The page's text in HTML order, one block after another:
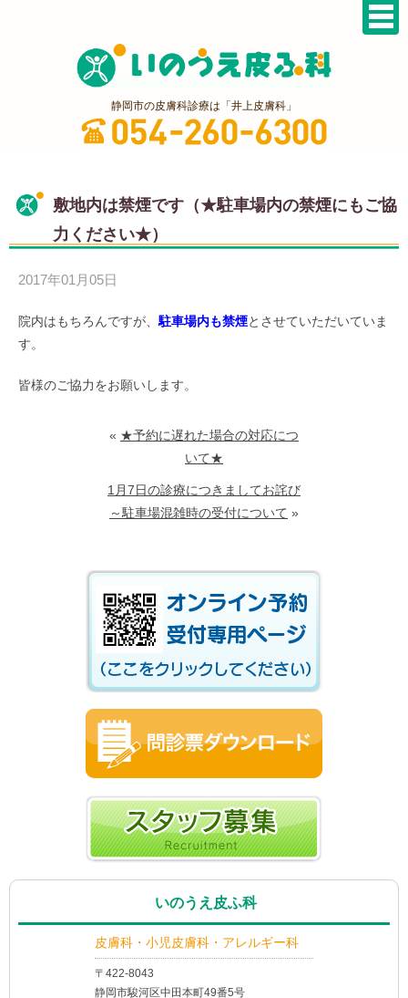
静岡市の皮膚科診療は「井上皮膚科」
敷地内は禁煙です（★駐車場内の禁煙にもご協
力ください★）
2017年01月05日
院内はもちろんですが、 駐車場内も禁煙とさせていただいていま
す。
皆様のご協力をお願いします。
« ★予約に遅れた場合の対応につ
いて★
1月7日の診療につきましてお詫び
～駐車場混雑時の受付について »
いのうえ皮ふ科
皮膚科・小児皮膚科・アレルギー科
〒422-8043
静岡市駿河区中田本町49番5号